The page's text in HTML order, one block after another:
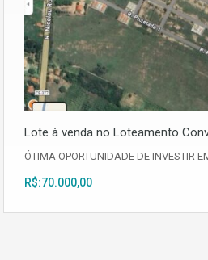
Lote à venda no Loteamento
ÓTIMA OPORTUNIDADE DE INVESTIR
R$:70.000,00